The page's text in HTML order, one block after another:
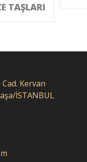
TAŞLARI
Kervan
İSTANBUL